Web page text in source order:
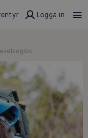
Logga in